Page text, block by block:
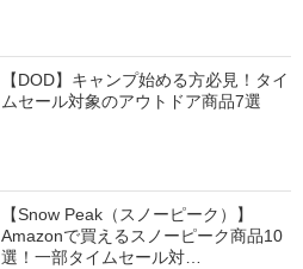
【DOD】キャンプ始める方必見！タイ
ムセール対象のアウトドア商品7選
【Snow Peak（スノーピーク）】
Amazonで買えるスノーピーク商品10
選！一部タイムセール対…